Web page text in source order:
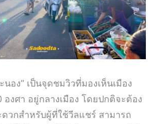
นอง” เป็นจุดชมวิวที่มองเห็นเมือง
องศา อยู่กลางเมือง โดยปกติจะต้อง
วกสำหรับผู้ที่ใช้วีลแชร์ สามารถ